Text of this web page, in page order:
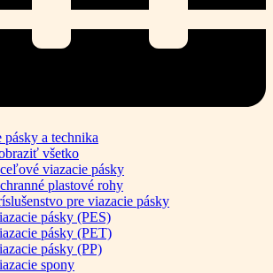
pásky a technika
všetko
viazacie pásky
plastové rohy
pre viazacie pásky
pásky (PES)
pásky (PET)
pásky (PP)
spony